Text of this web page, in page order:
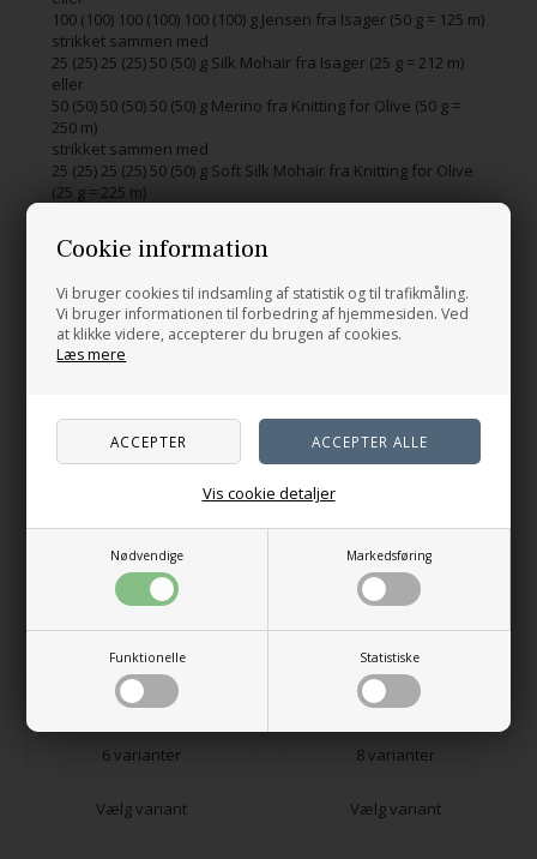
Cookie information
Vi bruger cookies til indsamling af statistik og til trafikmåling.
Vi bruger informationen til forbedring af hjemmesiden. Ved
at klikke videre, accepterer du brugen af cookies.
Læs mere
Nødvendige Markedsføring
Funktionelle Statistiske
Vis cookie detaljer
100 (100) 100 (100) 100 (100) g Jensen fra Isager (50 g = 125 m)
strikket sammen med
25 (25) 25 (25) 50 (50) g Silk Mohair fra Isager (25 g = 212 m)
eller
50 (50) 50 (50) 50 (50) g Merino fra Knitting for Olive (50 g =
250 m)
strikket sammen med
25 (25) 25 (25) 50 (50) g Soft Silk Mohair fra Knitting for Olive
(25 g = 225 m)
Sværhedsgrad: 2 af 5
Relaterede produkter
Oslo hue
6 varianter
Vælg variant
Hipsterhuen
8 varianter
Vælg variant